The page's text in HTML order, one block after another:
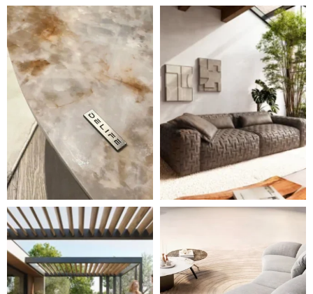
DELIFE – Nábytek, který promění dům v domov. Domo
Místo, kam se budeš těšit
Styl, odolnost a společné chvíle pod širým nebem.
Ne každá pohovka je jen